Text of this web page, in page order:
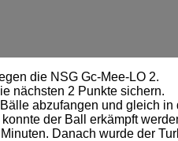
die NSG Gc-Mee-LO 2.
nächsten 2 Punkte sichern.
abzufangen und gleich
der Ball erkämpft
Danach wurde der